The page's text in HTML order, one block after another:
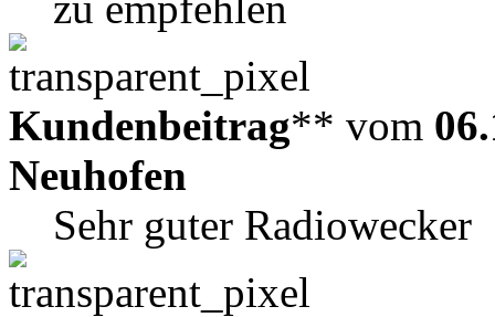
Kundenbeitrag** vom
Neuhofen
Sehr guter Radiowecker